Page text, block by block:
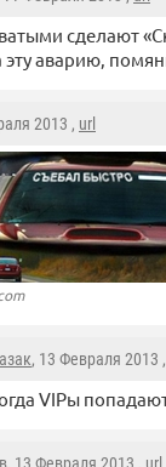
сделают
эту аварию,
2013 , url
, 13 Февраля 2013 ,
VIPы